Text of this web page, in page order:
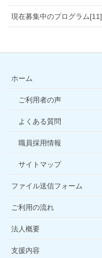
現在募集中のプログラム[11]
ホーム
ご利用者の声
よくある質問
職員採用情報
サイトマップ
ファイル送信フォーム
ご利用の流れ
法人概要
支援内容